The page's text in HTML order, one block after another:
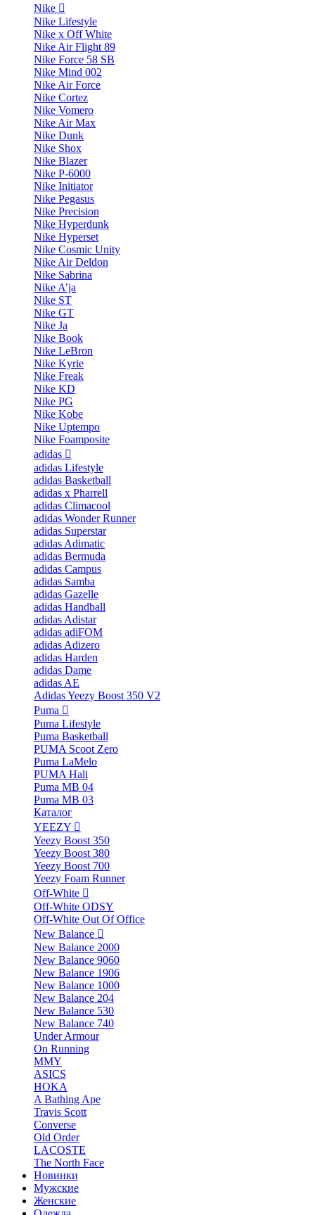
Nike
Nike Lifestyle
Nike x Off White
Nike Air Flight 89
Nike Force 58 SB
Nike Mind 002
Nike Air Force
Nike Cortez
Nike Vomero
Nike Air Max
Nike Dunk
Nike Shox
Nike Blazer
Nike P-6000
Nike Initiator
Nike Pegasus
Nike Precision
Nike Hyperdunk
Nike Hyperset
Nike Cosmic Unity
Nike Air Deldon
Nike Sabrina
Nike A’ja
Nike ST
Nike GT
Nike Ja
Nike Book
Nike LeBron
Nike Kyrie
Nike Freak
Nike KD
Nike PG
Nike Kobe
Nike Uptempo
Nike Foamposite
adidas
adidas Lifestyle
adidas Basketball
adidas x Pharrell
adidas Climacool
adidas Wonder Runner
adidas Superstar
adidas Adimatic
adidas Bermuda
adidas Campus
adidas Samba
adidas Gazelle
adidas Handball
adidas Adistar
adidas adiFOM
adidas Adizero
adidas Harden
adidas Dame
adidas AE
Adidas Yeezy Boost 350 V2
Puma
Puma Lifestyle
Puma Basketball
PUMA Scoot Zero
Puma LaMelo
PUMA Hali
Puma MB 04
Puma MB 03
Каталог
YEEZY
Yeezy Boost 350
Yeezy Boost 380
Yeezy Boost 700
Yeezy Foam Runner
Off-White
Off-White ODSY
Off-White Out Of Office
New Balance
New Balance 2000
New Balance 9060
New Balance 1906
New Balance 1000
New Balance 204
New Balance 530
New Balance 740
Under Armour
On Running
MMY
ASICS
HOKA
A Bathing Ape
Travis Scott
Converse
Old Order
LACOSTE
The North Face
Новинки
Мужские
Женские